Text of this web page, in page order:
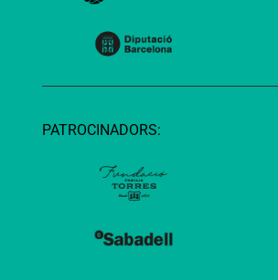
PATROCINADORS: